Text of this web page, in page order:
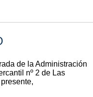
de la Administración
nº 2 de Las